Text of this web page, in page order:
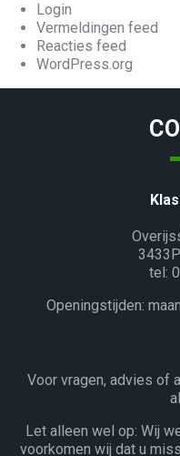
Login
Vermeldingen feed
Reacties feed
WordPress.org
tel:
Openingstijden:
Voor vragen, advies of
Let alleen wel op: Wij
voorkomen wij dat u